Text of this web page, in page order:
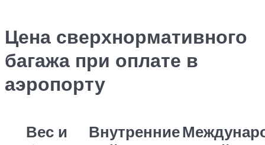
Цена сверхнормативного
багажа при оплате в
аэропорту
Вес и
Внутренние